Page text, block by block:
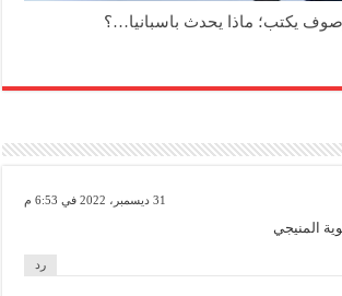
يكتب؛ ماذا يحدث باسبانيا…؟
31 ديسمبر، 2022 في 6:53 م
المنيجي
رد